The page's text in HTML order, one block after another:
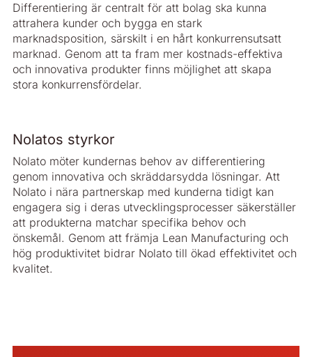
Differentiering är centralt för att bolag ska kunna
attrahera kunder och bygga en stark
marknadsposition, särskilt i en hårt konkurrensutsatt
marknad. Genom att ta fram mer kostnads-effektiva
och innovativa produkter finns möjlighet att skapa
stora konkurrensfördelar.
Nolatos styrkor
Nolato möter kundernas behov av differentiering
genom innovativa och skräddarsydda lösningar. Att
Nolato i nära partnerskap med kunderna tidigt kan
engagera sig i deras utvecklingsprocesser säkerställer
att produkterna matchar specifika behov och
önskemål. Genom att främja Lean Manufacturing och
hög produktivitet bidrar Nolato till ökad effektivitet och
kvalitet.